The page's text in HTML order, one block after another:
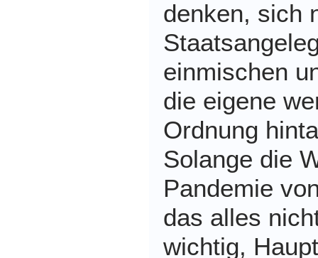
denken, sich
einmischen
die eigene
Ordnung
Solange die
Pandemie
das alles
wichtig,